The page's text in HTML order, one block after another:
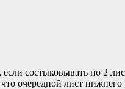
состыковывать по 2
очередной лист нижнего